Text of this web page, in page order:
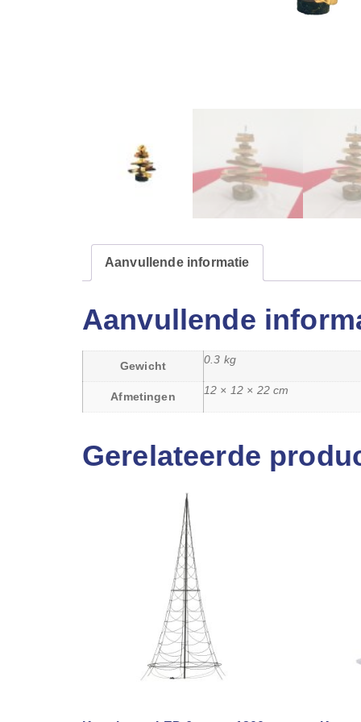
Aanvullende informatie
Aanvullende
Gewicht 0.3 kg
Afmetingen 12 × 12 × 22 cm
Gerelateerde